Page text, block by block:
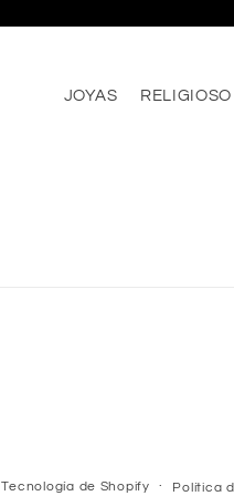
JOYAS RELIGIOSO
Tecnología de Shopify Política